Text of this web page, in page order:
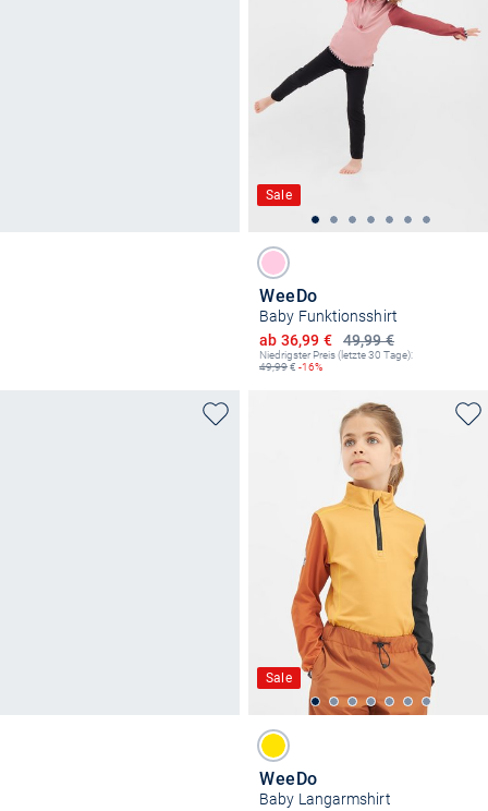
Sale
WeeDo
Baby Funktionsshirt
49,99 €
Ermäßigter Preis
ab 36,99 €
Niedrigster Preis (letzte 30 Tage):
49,99€ -16%
Sale
WeeDo
Baby Langarmshirt